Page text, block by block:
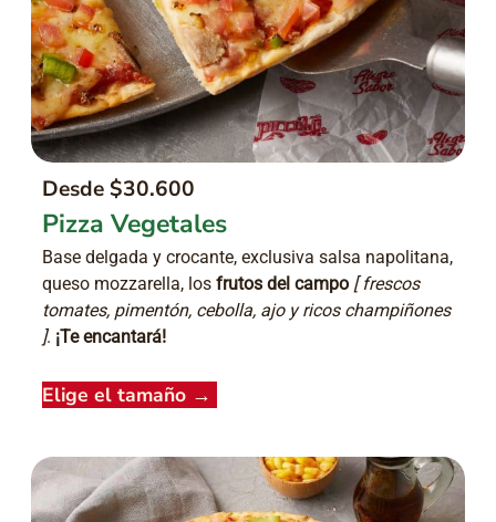
Desde $30.600
Pizza Vegetales
Base delgada y crocante, exclusiva salsa napolitana,
queso mozzarella, los frutos del campo [ frescos
tomates, pimentón, cebolla, ajo y ricos champiñones
]. ¡Te encantará!
Elige el tamaño →